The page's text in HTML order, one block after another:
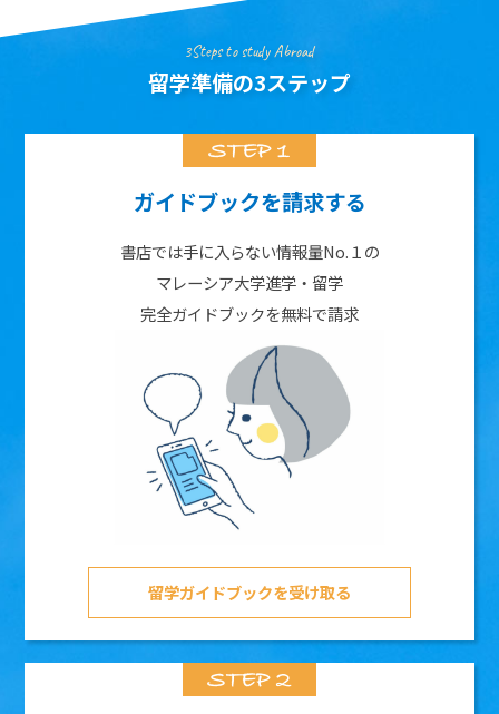
3Steps to study Abroad
留学準備の3ステップ
ガイドブックを請求する
書店では手に入らない情報量No.１の
マレーシア大学進学・留学
完全ガイドブックを無料で請求
留学ガイドブックを受け取る